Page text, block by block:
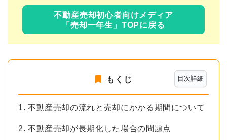
不動産売却初心者向けメディア
「売却一年生」TOPに戻る
目次詳細
もくじ
1. 不動産売却の流れと売却にかかる期間について
2. 不動産売却が長期化した場合の問題点